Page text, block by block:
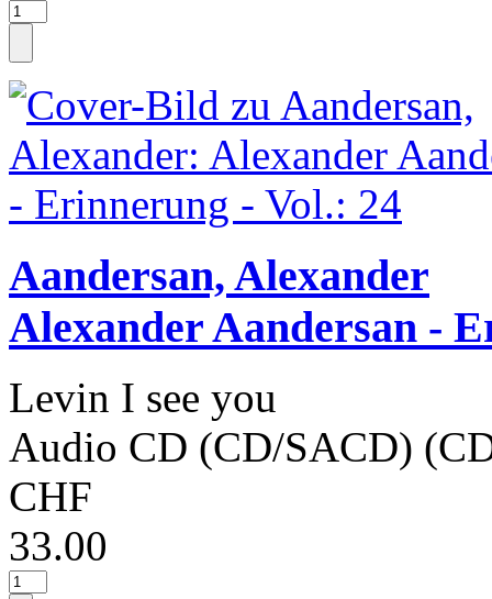
Aandersan, Alexander
Alexander Aandersan -
Levin I see you
Audio CD (CD/SACD)
CHF
33.00